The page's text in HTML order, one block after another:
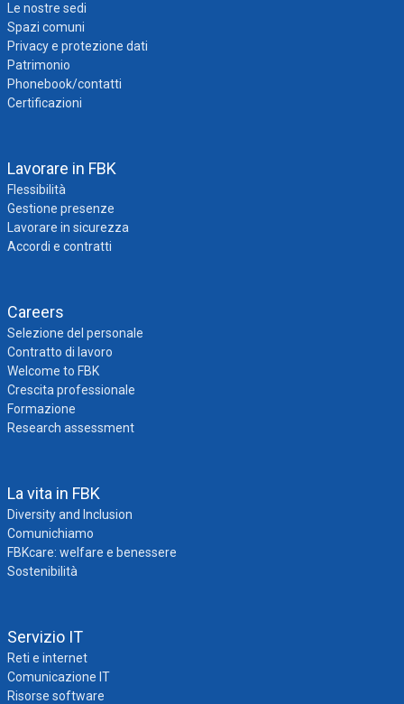
Le nostre sedi
Spazi comuni
Privacy e protezione dati
Patrimonio
Phonebook/contatti
Certificazioni
Lavorare in FBK
Flessibilità
Gestione presenze
Lavorare in sicurezza
Accordi e contratti
Careers
Selezione del personale
Contratto di lavoro
Welcome to FBK
Crescita professionale
Formazione
Research assessment
La vita in FBK
Diversity and Inclusion
Comunichiamo
FBKcare: welfare e benessere
Sostenibilità
Servizio IT
Reti e internet
Comunicazione IT
Risorse software